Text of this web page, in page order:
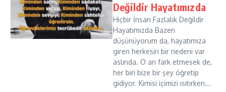
Değildir Hayatımızda
Hiçbir İnsan Fazlalık Değildir
Hayatımızda Bazen
düşünüyorum da, hayatımıza
giren herkesin bir nedeni var
aslında. O an fark etmesek de,
her biri bize bir şey öğretip
gidiyor. Kimisi içimizi ısıtırken...